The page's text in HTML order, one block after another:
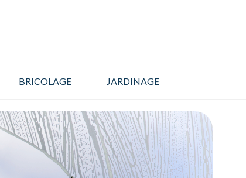
BRICOLAGE JARDINAGE